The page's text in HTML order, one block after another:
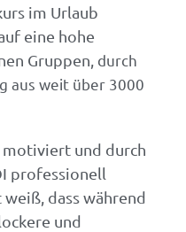
im Urlaub
eine hohe
Gruppen, durch
aus weit über 3000
motiviert und durch
professionell
dass während
und